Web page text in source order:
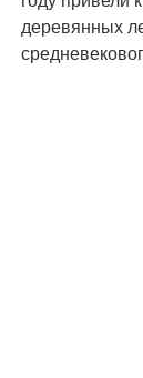
деревянных